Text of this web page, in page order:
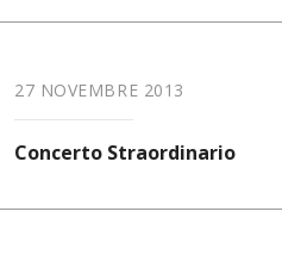
27 NOVEMBRE 2013
Concerto Straordinario